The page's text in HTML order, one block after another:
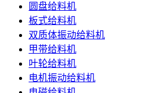
圆盘给料机
板式给料机
双质体振动给料机
甲带给料机
叶轮给料机
电机振动给料机